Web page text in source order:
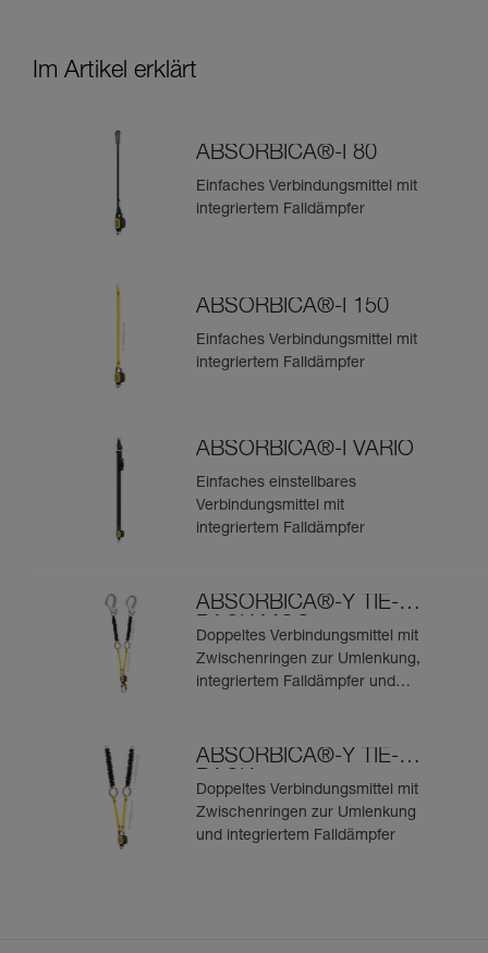
Im Artikel erklärt
ABSORBICA®-I 80
Einfaches Verbindungsmittel mit
integriertem Falldämpfer
ABSORBICA®-I 150
Einfaches Verbindungsmittel mit
integriertem Falldämpfer
ABSORBICA®-I VARIO
Einfaches einstellbares
Verbindungsmittel mit
integriertem Falldämpfer
ABSORBICA®-Y TIE-
BACK MGO
Doppeltes Verbindungsmittel mit
Zwischenringen zur Umlenkung,
integriertem Falldämpfer und
ABSORBICA®-Y TIE-
BACK
Doppeltes Verbindungsmittel mit
Zwischenringen zur Umlenkung
und integriertem Falldämpfer